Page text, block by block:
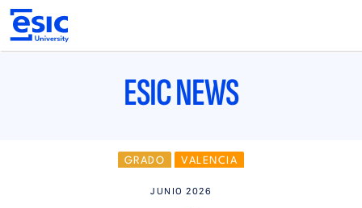
Pasar
contenido
ESIC NEWS
GRADO VALENCIA
JUNIO 2026